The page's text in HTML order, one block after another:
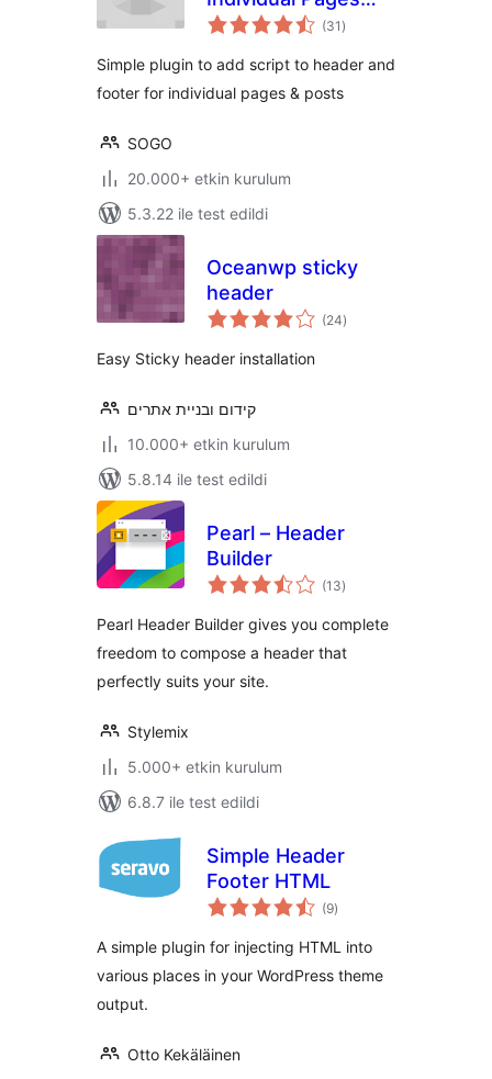
Header Footer
(31 toplam
puan
)
Simple plugin to add script to header and
footer for individual pages & posts
SOGO
20.000+ etkin kurulum
5.3.22 ile test edildi
Oceanwp sticky
header
(24toplam
puan
)
Easy Sticky header installation
קידום ובניית אתרים
10.000+ etkin kurulum
5.8.14 ile test edildi
Pearl – Header
Builder
(13toplam
puan
)
Pearl Header Builder gives you complete
freedom to compose a header that
perfectly suits your site.
Stylemix
5.000+ etkin kurulum
6.8.7 ile test edildi
Simple Header
Footer HTML
(9toplam
puan
)
A simple plugin for injecting HTML into
various places in your WordPress theme
output.
Otto Kekäläinen